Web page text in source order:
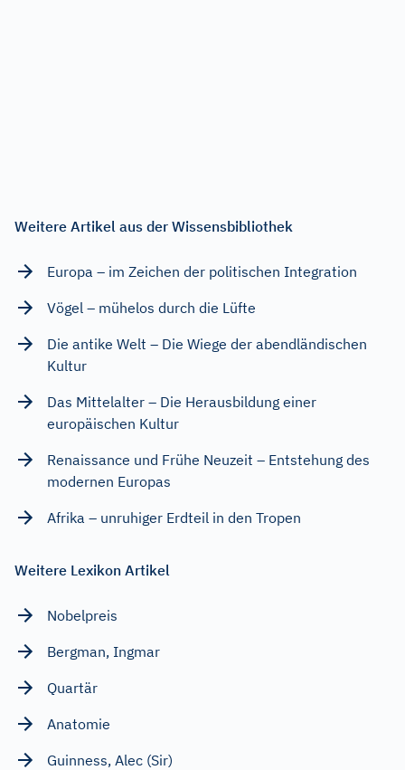
Weitere Artikel aus der Wissensbibliothek
Europa – im Zeichen der politischen Integration
Vögel – mühelos durch die Lüfte
Die antike Welt – Die Wiege der abendländischen
Kultur
Das Mittelalter – Die Herausbildung einer
europäischen Kultur
Renaissance und Frühe Neuzeit – Entstehung des
modernen Europas
Afrika – unruhiger Erdteil in den Tropen
Weitere Lexikon Artikel
Nobelpreis
Bergman, Ingmar
Quartär
Anatomie
Guinness, Alec (Sir)